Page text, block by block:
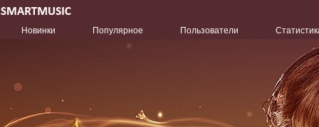
Новинки Популярное Пользователи